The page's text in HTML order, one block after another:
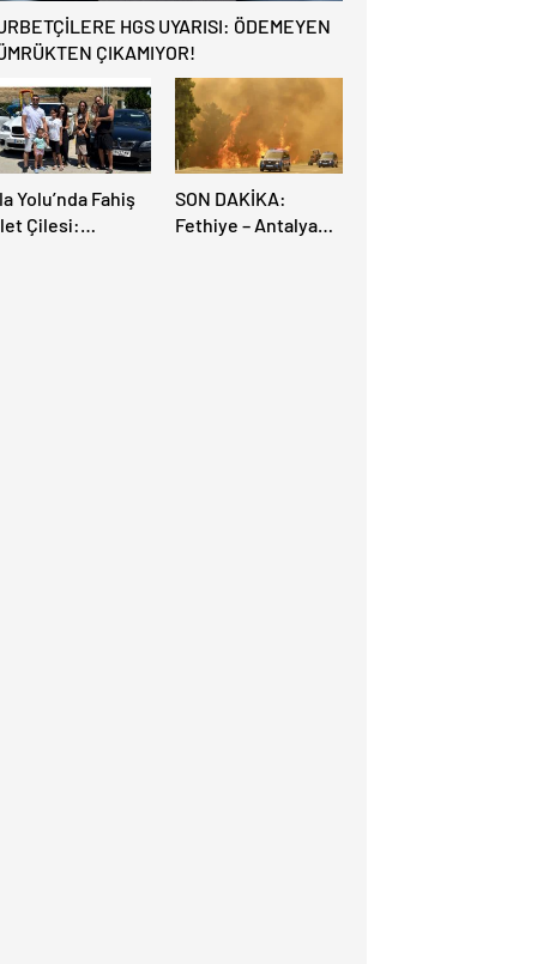
HGS UYARISI: ÖDEMEYEN
ÇIKAMIYOR!
Yolu’nda Fahiş
Çilesi:
SON DAKİKA:
Fethiye – Antalya